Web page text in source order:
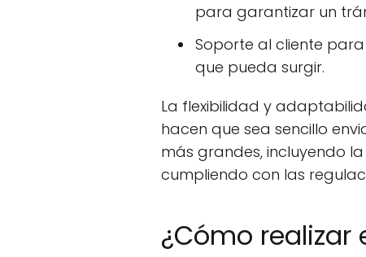
para garantizar un
Soporte al cliente
que pueda surgir.
La flexibilidad y
hacen que sea sencillo
más grandes, incluyendo
cumpliendo con las
¿Cómo realizar